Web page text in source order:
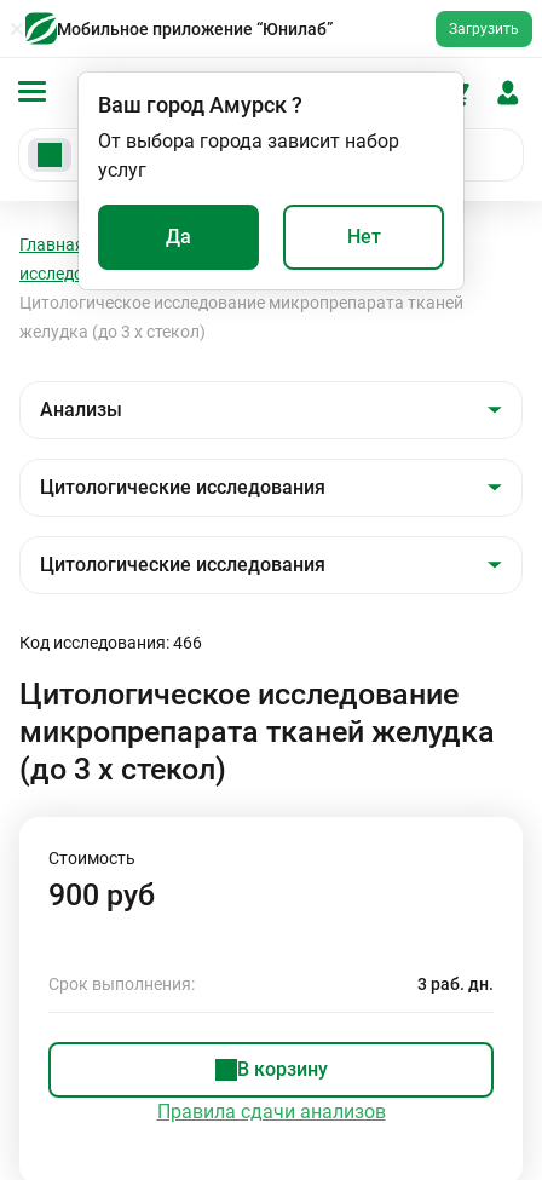
Мобильное приложение “Юнилаб” Загрузить
Ваш городАмурск?
От выбора города зависит набор
услуг
Да Нет
Главная Анализы
Цитологические
исследования
Цитологические исследования
Цитологическое исследование микропрепарата тканей
желудка (до 3 х стекол)
Код исследования: 466
Цитологическое исследование
микропрепарата тканей желудка
(до 3 х стекол)
Стоимость
900 руб
Срок выполнения: 3 раб. дн.
В корзину
Правила сдачи анализов